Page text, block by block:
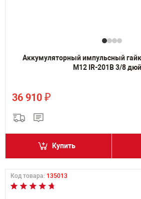
Аккумуляторный импульсный
M12 IR-201B 3/8
36 910 ₽
Купить
Код товара: 135013